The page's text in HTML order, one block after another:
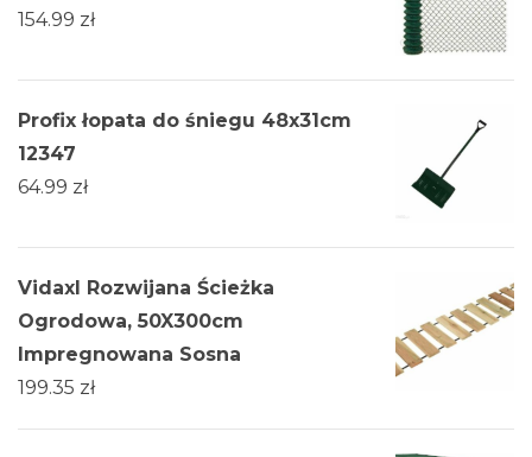
154.99 zł
Profix łopata do śniegu 48x31cm
12347
64.99 zł
Vidaxl Rozwijana Ścieżka
Ogrodowa, 50X300cm
Impregnowana Sosna
199.35 zł